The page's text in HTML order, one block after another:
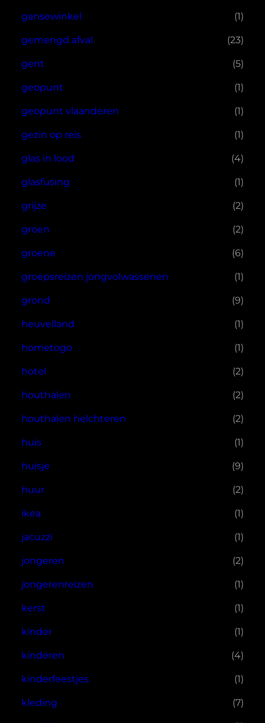
gansewinkel (1)
gemengd afval (23)
gent (5)
geopunt (1)
geopunt vlaanderen (1)
gezin op reis (1)
glas in lood (4)
glasfusing (1)
grijze (2)
groen (2)
groene (6)
groepsreizen jongvolwassenen (1)
grond (9)
heuvelland (1)
hometogo (1)
hotel (2)
houthalen (2)
houthalen helchteren (2)
huis (1)
huisje (9)
huur (2)
ikea (1)
jacuzzi (1)
jongeren (2)
jongerenreizen (1)
kerst (1)
kinder (1)
kinderen (4)
kinderfeestjes (1)
kleding (7)